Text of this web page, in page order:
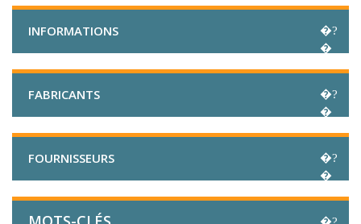
INFORMATIONS
FABRICANTS
FOURNISSEURS